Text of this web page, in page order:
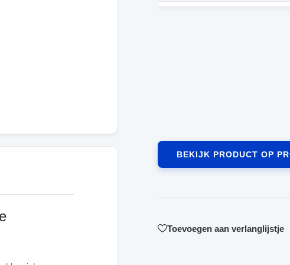
BEKIJK PRODUCT OP
Toevoegen aan verlanglijstje